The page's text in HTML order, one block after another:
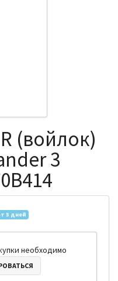
(войлок)
3
5 дней
необходимо